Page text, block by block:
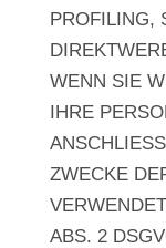
PROFILING,
WENN SIE
IHRE
ZWECKE
ABS. 2